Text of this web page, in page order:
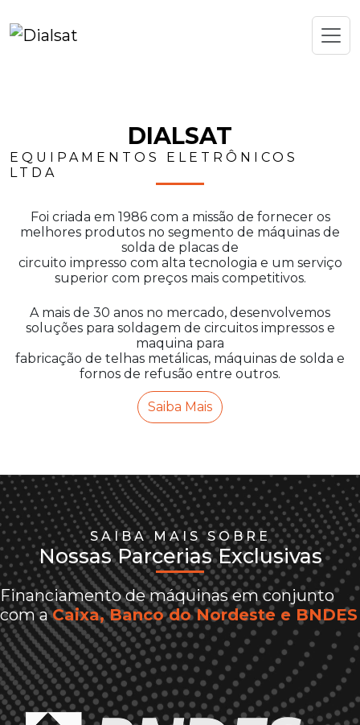
DIALSAT
EQUIPAMENTOS ELETRÔNICOS
LTDA
Foi criada em 1986 com a missão de fornecer os
melhores produtos no segmento de máquinas de
solda de placas de
circuito impresso com alta tecnologia e um serviço
superior com preços mais competitivos.
A mais de 30 anos no mercado, desenvolvemos
soluções para soldagem de circuitos impressos e
maquina para
fabricação de telhas metálicas, máquinas de solda e
fornos de refusão entre outros.
Saiba Mais
SAIBA MAIS SOBRE
Nossas Parcerias Exclusivas
Financiamento de máquinas em conjunto
com aCaixa, Banco do Nordeste e BNDES